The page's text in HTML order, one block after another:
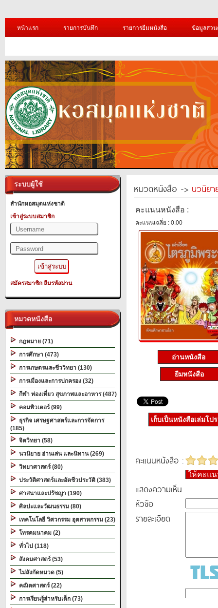
หน้าแรก รายการบันทึก รายการยืมหนังสือ ข้อมูลส่ว
ระบบผู้ใช้
สำนักหอสมุดแห่งชาติ
เข้าสู่ระบบสมาชิก
สมัครสมาชิก ลืมรหัสผ่าน
หมวดหนังสือ
กฎหมาย (71)
การศึกษา (473)
การเกษตรและชีววิทยา (130)
การเมืองและการปกครอง (32)
กีฬา ท่องเที่ยว สุขภาพและอาหาร (487)
คอมพิวเตอร์ (99)
ธุรกิจ เศรษฐศาสตร์และการจัดการ
(185)
จิตวิทยา (58)
นวนิยาย อ่านเล่น และนิทาน (269)
วิทยาศาสตร์ (80)
ประวัติศาสตร์และอัตชีวประวัติ (383)
ศาสนาและปรัชญา (190)
ศิลปะและวัฒนธรรม (80)
เทคโนโลยี วิศวกรรม อุตสาหกรรม (23)
โทรคมนาคม (2)
ทั่วไป (118)
สังคมศาสตร์ (53)
ไม่สังกัดหมวด (5)
คณิตศาสตร์ (22)
การเรียนรู้สำหรับเด็ก (73)
หมวดหนังสือ -> นวนิยา
คะแนนหนังสือ :
คะแนนเฉลี่ย : 0.00
อ่านหนังสือ
ยืมหนังสือ
เก็บเป็นหนังสือเล่มโป
คะแนนหนังสือ :
ให้คะแ
แสดงความเห็น
หัวข้อ
รายละเอียด